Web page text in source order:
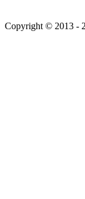
Copyright © 2013 -